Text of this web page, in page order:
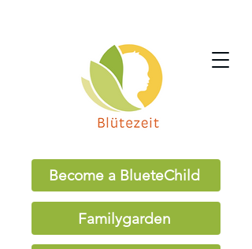
Become a BlueteChild
Familygarden